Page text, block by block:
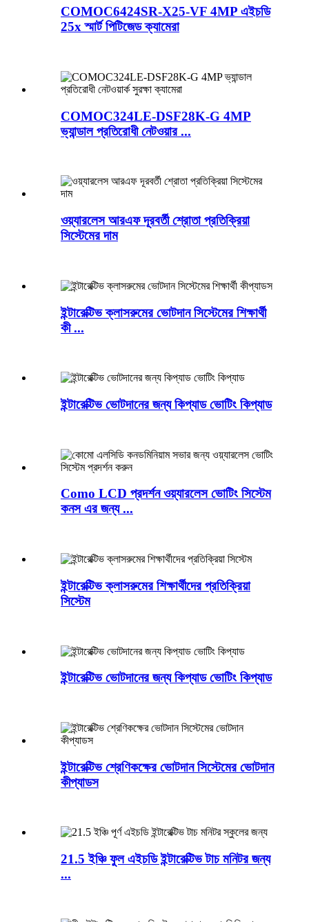
COMOC6424SR-X25-VF 4MP এইচডি
25x স্মার্ট পিটিজেড ক্যামেরা
COMOC324LE-DSF28K-G 4MP
ভ্যান্ডাল প্রতিরোধী নেটওয়ার ...
ওয়্যারলেস আরএফ দূরবর্তী শ্রোতা প্রতিক্রিয়া
সিস্টেমের দাম
ইন্টারেক্টিভ ক্লাসরুমের ভোটদান সিস্টেমের শিক্ষার্থী
কী ...
ইন্টারেক্টিভ ভোটদানের জন্য কিপ্যাড ভোটিং কিপ্যাড
Como LCD প্রদর্শন ওয়্যারলেস ভোটিং সিস্টেম
কনস এর জন্য ...
ইন্টারেক্টিভ ক্লাসরুমের শিক্ষার্থীদের প্রতিক্রিয়া
সিস্টেম
ইন্টারেক্টিভ ভোটদানের জন্য কিপ্যাড ভোটিং কিপ্যাড
ইন্টারেক্টিভ শ্রেণিকক্ষের ভোটদান সিস্টেমের ভোটদান
কীপ্যাডস
21.5 ইঞ্চি ফুল এইচডি ইন্টারেক্টিভ টাচ মনিটর জন্য
...